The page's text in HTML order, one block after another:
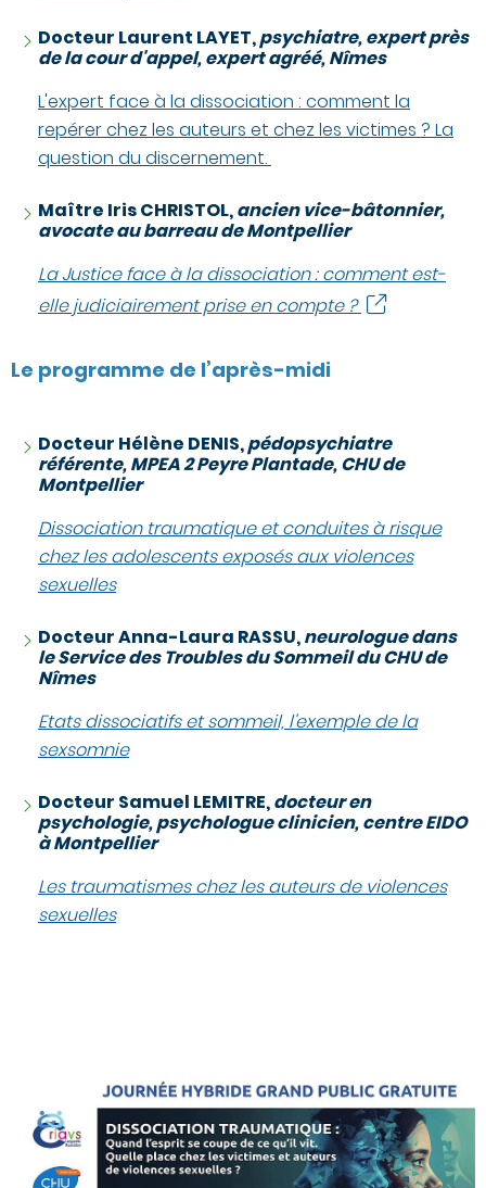
Docteur Laurent LAYET,psychiatre, expert près
de la cour d'appel, expert agréé, Nîmes
L'expert face à la dissociation : comment la
repérer chez les auteurs et chez les victimes ? La
question du discernement.
Maître Iris CHRISTOL,ancien vice-bâtonnier,
avocate au barreau de Montpellier
La Justice face à la dissociation : comment est-
elle judiciairement prise en compte ?
Le programme de l’après-midi
Docteur Hélène DENIS,pédopsychiatre
référente, MPEA 2 Peyre Plantade, CHU de
Montpellier
Dissociation traumatique et conduites à risque
chez les adolescents exposés aux violences
sexuelles
Docteur Anna-Laura RASSU,neurologue dans
le Service des Troubles du Sommeil du CHU de
Nîmes
Etats dissociatifs et sommeil, l'exemple de la
sexsomnie
Docteur Samuel LEMITRE,docteur en
psychologie, psychologue clinicien, centre EIDO
à Montpellier
Les traumatismes chez les auteurs de violences
sexuelles